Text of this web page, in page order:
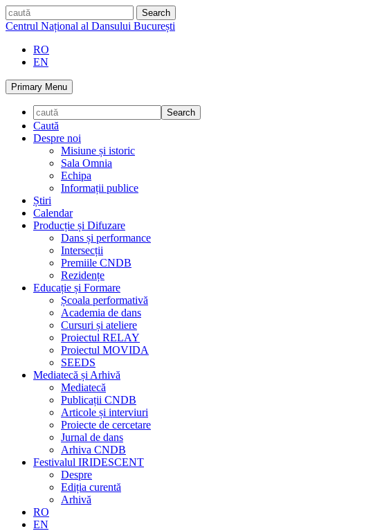
Skip
to
caută
Centrul Național al Dansului București
RO
EN
Primary Menu
Caută
Despre noi
Misiune și istoric
Sala Omnia
Echipa
Informații publice
Știri
Calendar
Producție și Difuzare
Dans și performance
Intersecții
Premiile CNDB
Rezidențe
Educație și Formare
Școala performativă
Academia de dans
Cursuri și ateliere
Proiectul RELAY
Proiectul MOVIDA
SEEDS
Mediatecă și Arhivă
Mediatecă
Publicații CNDB
Articole și interviuri
Proiecte de cercetare
Jurnal de dans
Arhiva CNDB
Festivalul IRIDESCENT
Despre
Ediția curentă
Arhivă
RO
EN